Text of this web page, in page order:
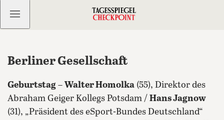
Kostenlos anmelden
Berliner Gesellschaft
Geburtstag – Walter Homolka (55), Direktor des
Abraham Geiger Kollegs Potsdam / Hans Jagnow
(31), „Präsident des eSport-Bundes Deutschland“